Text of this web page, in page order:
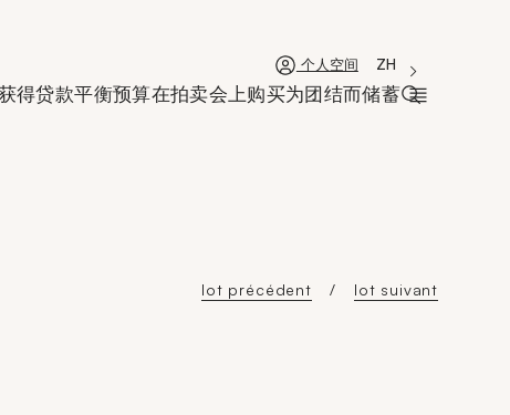
新窗口个人空间 'Choisir une
La langue
ZH
得贷款平衡预算在拍卖会上购买为团结而储蓄
lot précédent lot suivant